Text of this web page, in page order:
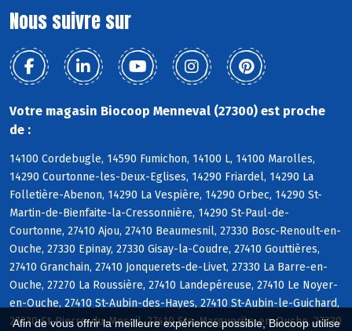
Afin de vous offrir la meilleure expérience possible, Biocoop utilise
Nous suivre sur
Votre magasin Biocoop Menneval (27300) est proche
de :
14100 Cordebugle, 14590 Fumichon, 14100 L, 14100 Marolles,
14290 Courtonne-les-Deux-Eglises, 14290 Friardel, 14290 La
Folletière-Abenon, 14290 La Vespière, 14290 Orbec, 14290 St-
Martin-de-Bienfaite-la-Cressonnière, 14290 St-Paul-de-
Courtonne, 27410 Ajou, 27410 Beaumesnil, 27330 Bosc-Renoult-en-
Ouche, 27330 Epinay, 27330 Gisay-la-Coudre, 27410 Gouttières,
27410 Granchain, 27410 Jonquerets-de-Livet, 27330 La Barre-en-
Ouche, 27270 La Roussière, 27410 Landepéreuse, 27410 Le Noyer-
en-Ouche, 27410 St-Aubin-des-Hayes, 27410 St-Aubin-le-Guichard,
27330 St-Pierre-du-Mesnil, 27410 Ste-Marguerite-en-Ouche, 27330